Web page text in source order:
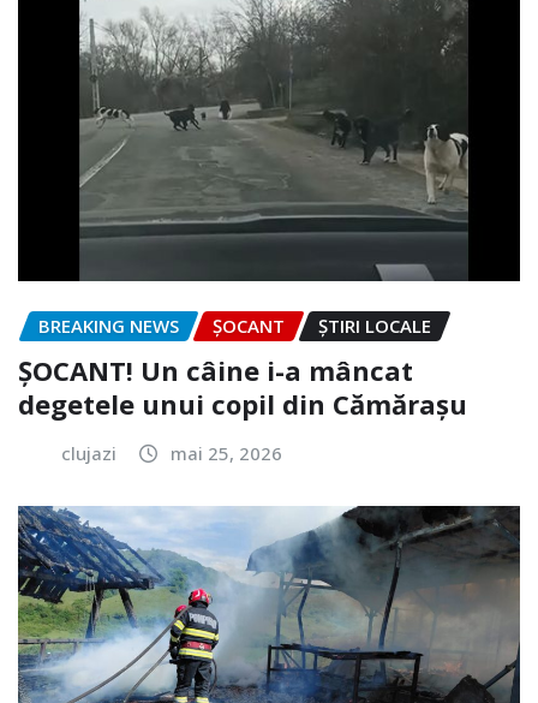
BREAKING NEWS ȘOCANT ȘTIRI LOCALE
ȘOCANT! Un câine i-a mâncat
degetele unui copil din Cămărașu
clujazi mai 25, 2026